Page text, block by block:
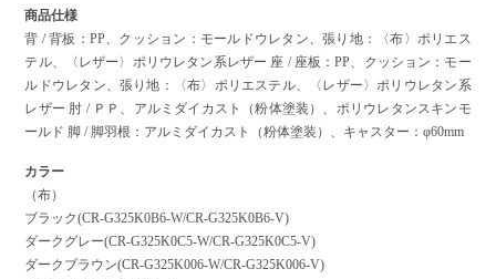
商品仕様
背 / 背板：PP、クッション：モールドウレタン、張り地：〈布〉ポリエス
テル、〈レザー〉ポリウレタン系レザー 座 / 座板：PP、クッション：モー
ルドウレタン、張り地：〈布〉ポリエステル、〈レザー〉ポリウレタン系
レザー 肘 / ＰＰ、アルミダイカスト（粉体塗装）、ポリウレタンスキンモ
ールド 脚 / 脚羽根：アルミダイカスト（粉体塗装）、キャスター：φ60mm
カラー
（布）
ブラック(CR-G325K0B6-W/CR-G325K0B6-V)
ダークグレー(CR-G325K0C5-W/CR-G325K0C5-V)
ダークブラウン(CR-G325K006-W/CR-G325K006-V)